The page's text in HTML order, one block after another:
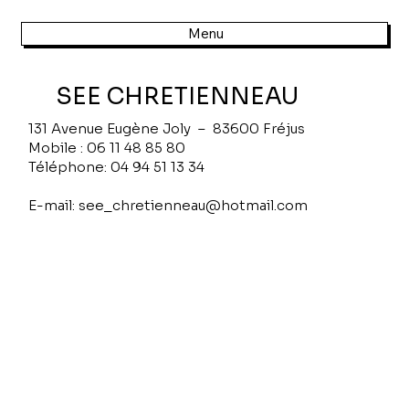
Menu
SEE CHRETIENNEAU
131 Avenue Eugène Joly – 83600 Fréjus
Mobile : 06 11 48 85 80
Téléphone: 04 94 51 13 34
E-mail: see_chretienneau@hotmail.com